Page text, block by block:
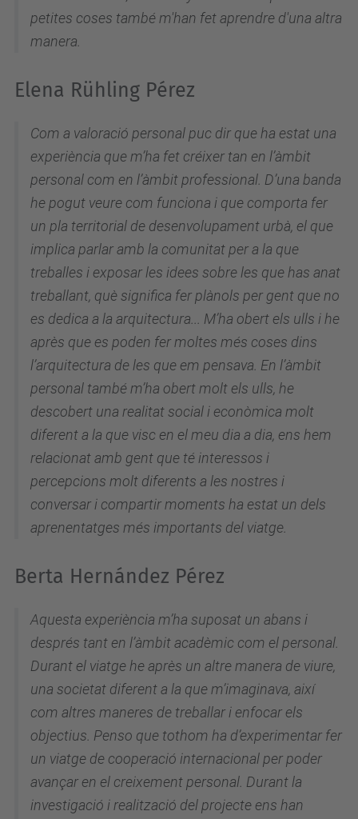
petites coses també m'han fet aprendre d'una altra
manera.
Elena Rühling Pérez
Com a valoració personal puc dir que ha estat una
experiència que m’ha fet créixer tan en l’àmbit
personal com en l’àmbit professional. D’una banda
he pogut veure com funciona i que comporta fer
un pla territorial de desenvolupament urbà, el que
implica parlar amb la comunitat per a la que
treballes i exposar les idees sobre les que has anat
treballant, què significa fer plànols per gent que no
es dedica a la arquitectura... M’ha obert els ulls i he
après que es poden fer moltes més coses dins
l’arquitectura de les que em pensava. En l’àmbit
personal també m’ha obert molt els ulls, he
descobert una realitat social i econòmica molt
diferent a la que visc en el meu dia a dia, ens hem
relacionat amb gent que té interessos i
percepcions molt diferents a les nostres i
conversar i compartir moments ha estat un dels
aprenentatges més importants del viatge.
Berta Hernández Pérez
Aquesta experiència m’ha suposat un abans i
després tant en l’àmbit acadèmic com el personal.
Durant el viatge he après un altre manera de viure,
una societat diferent a la que m’imaginava, així
com altres maneres de treballar i enfocar els
objectius. Penso que tothom ha d’experimentar fer
un viatge de cooperació internacional per poder
avançar en el creixement personal. Durant la
investigació i realització del projecte ens han